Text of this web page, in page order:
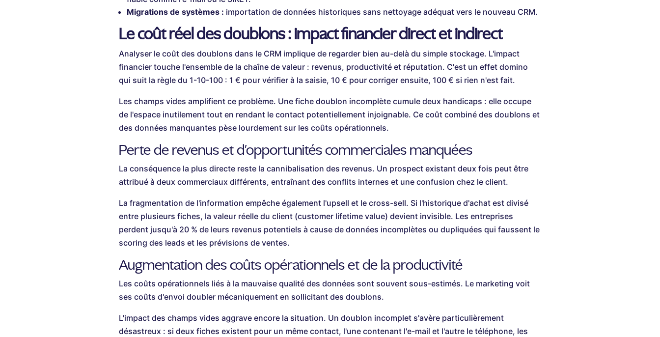
Migrations de systèmes : importation de données historiques sans nettoyage adéquat vers le nouveau CRM.
Le coût réel des doublons : impact financier direct et indirect
Analyser le coût des doublons dans le CRM implique de regarder bien au-delà du simple stockage. L'impact
financier touche l'ensemble de la chaîne de valeur : revenus, productivité et réputation. C'est un effet domino
qui suit la règle du 1-10-100 : 1 € pour vérifier à la saisie, 10 € pour corriger ensuite, 100 € si rien n'est fait.
Les champs vides amplifient ce problème. Une fiche doublon incomplète cumule deux handicaps : elle occupe
de l'espace inutilement tout en rendant le contact potentiellement injoignable. Ce coût combiné des doublons et
des données manquantes pèse lourdement sur les coûts opérationnels.
Perte de revenus et d'opportunités commerciales manquées
La conséquence la plus directe reste la cannibalisation des revenus. Un prospect existant deux fois peut être
attribué à deux commerciaux différents, entraînant des conflits internes et une confusion chez le client.
La fragmentation de l'information empêche également l'upsell et le cross-sell. Si l'historique d'achat est divisé
entre plusieurs fiches, la valeur réelle du client (customer lifetime value) devient invisible. Les entreprises
perdent jusqu'à 20 % de leurs revenus potentiels à cause de données incomplètes ou dupliquées qui faussent le
scoring des leads et les prévisions de ventes.
Augmentation des coûts opérationnels et de la productivité
Les coûts opérationnels liés à la mauvaise qualité des données sont souvent sous-estimés. Le marketing voit
ses coûts d'envoi doubler mécaniquement en sollicitant des doublons.
L'impact des champs vides aggrave encore la situation. Un doublon incomplet s'avère particulièrement
désastreux : si deux fiches existent pour un même contact, l'une contenant l'e-mail et l'autre le téléphone, les